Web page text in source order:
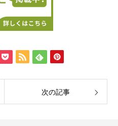
次の記事